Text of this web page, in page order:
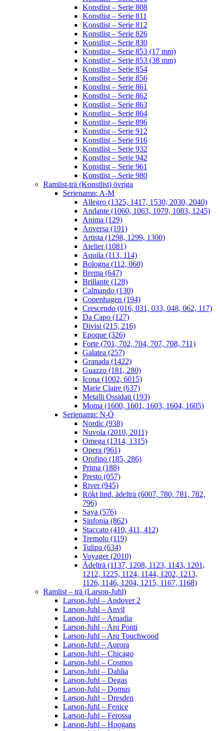
Konstlist – Serie 808
Konstlist – Serie 811
Konstlist – Serie 812
Konstlist – Serie 826
Konstlist – Serie 830
Konstlist – Serie 853 (17 mm)
Konstlist – Serie 853 (38 mm)
Konstlist – Serie 854
Konstlist – Serie 856
Konstlist – Serie 861
Konstlist – Serie 862
Konstlist – Serie 863
Konstlist – Serie 864
Konstlist – Serie 896
Konstlist – Serie 912
Konstlist – Serie 916
Konstlist – Serie 932
Konstlist – Serie 942
Konstlist – Serie 961
Konstlist – Serie 980
Ramlist-trä (Konstlist) övriga
Serienamn: A-M
Allegro (1325, 1417, 1530, 2030, 2040)
Andante (1060, 1063, 1079, 1083, 1245)
Anima (129)
Anversa (191)
Artista (1298, 1299, 1300)
Atelier (1081)
Aquila (113, 114)
Bologna (112, 060)
Brema (647)
Brillante (128)
Calmando (130)
Copenhagen (194)
Crescendo (016, 031, 033, 048, 062, 117)
Da Capo (127)
Divisi (215, 216)
Epoque (326)
Forte (701, 702, 704, 707, 708, 711)
Galatea (257)
Granada (1422)
Guazzo (181, 280)
Icona (1002, 6015)
Marie Claire (637)
Metalli Ossidati (193)
Moma (1600, 1601, 1603, 1604, 1605)
Serienamn: N-Ö
Nordic (938)
Nuvola (2010, 2011)
Omega (1314, 1315)
Opera (961)
Orofino (185, 286)
Prima (188)
Presto (057)
River (945)
Rökt lind, ädelträ (6007, 780, 781, 782,
796)
Saya (576)
Sinfonia (862)
Staccato (410, 411, 412)
Tremolo (119)
Tulipa (634)
Voyager (2010)
Ädelträ (1137, 1208, 1123, 1143, 1201,
1212, 1225, 1124, 1144, 1202, 1213,
1126, 1146, 1204, 1215, 1167, 1168)
Ramlist – trä (Larson-Juhl)
Larson-Juhl – Andover 2
Larson-Juhl – Anvil
Larson-Juhl – Arqadia
Larson-Juhl – Arq Ponti
Larson-Juhl – Arq Touchwood
Larson-Juhl – Aurora
Larson-Juhl – Chicago
Larson-Juhl – Cosmos
Larson-Juhl – Dahlia
Larson-Juhl – Degas
Larson-Juhl – Domus
Larson-Juhl – Dresden
Larson-Juhl – Fenice
Larson-Juhl – Ferossa
Larson-Juhl – Hoogans